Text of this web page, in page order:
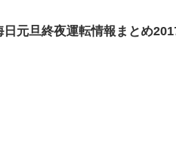
日元旦終夜運転情報まとめ